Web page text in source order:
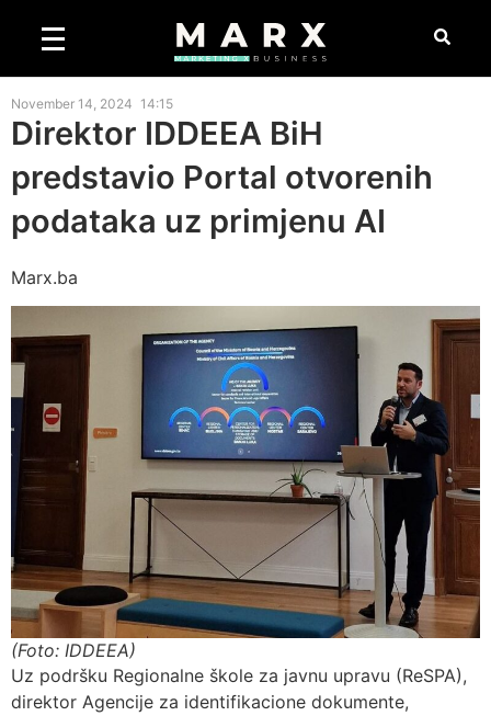
November 14, 2024 14:15
Direktor IDDEEA BiH
predstavio Portal otvorenih
podataka uz primjenu AI
Marx.ba
(Foto: IDDEEA)
Uz podršku Regionalne škole za javnu upravu (ReSPA),
direktor Agencije za identifikacione dokumente,